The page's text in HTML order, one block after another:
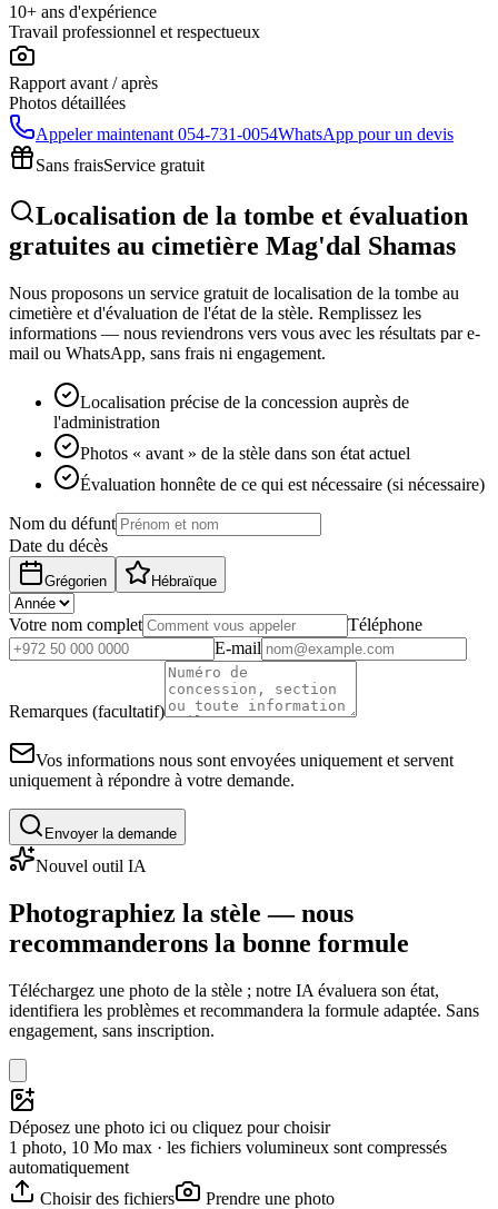
10+ ans d'expérience
Travail professionnel et respectueux
Rapport avant / après
Photos détaillées
Appeler maintenant 054-731-0054WhatsApp pour un devis
Sans fraisService gratuit
Localisation de la tombe et évaluation
gratuites au cimetière Mag'dal Shamas
Nous proposons un service gratuit de localisation de la tombe au
cimetière et d'évaluation de l'état de la stèle. Remplissez les
informations — nous reviendrons vers vous avec les résultats par e-
mail ou WhatsApp, sans frais ni engagement.
Localisation précise de la concession auprès de
l'administration
Photos « avant » de la stèle dans son état actuel
Évaluation honnête de ce qui est nécessaire (si nécessaire)
Nom du défunt
Date du décès
Grégorien Hébraïque
Votre nom complet
Téléphone
E-mail
Remarques (facultatif)
Vos informations nous sont envoyées uniquement et servent
uniquement à répondre à votre demande.
Envoyer la demande
Nouvel outil IA
Photographiez la stèle — nous
recommanderons la bonne formule
Téléchargez une photo de la stèle ; notre IA évaluera son état,
identifiera les problèmes et recommandera la formule adaptée. Sans
engagement, sans inscription.
Déposez une photo ici ou cliquez pour choisir
1 photo, 10 Mo max · les fichiers volumineux sont compressés
automatiquement
Choisir des fichiers
Prendre une photo